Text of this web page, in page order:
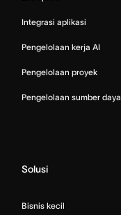
Integrasi aplikasi
Pengelolaan kerja AI
Pengelolaan proyek
Pengelolaan sumber daya
Solusi
Bisnis kecil